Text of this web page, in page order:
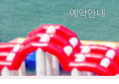
예약안내